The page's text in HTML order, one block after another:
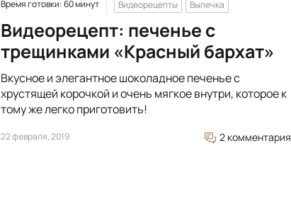
Время готовки: 60 минут Видеорецепты Выпечка
Видеорецепт: печенье с
трещинками «Красный бархат»
Вкусное и элегантное шоколадное печенье с
хрустящей корочкой и очень мягкое внутри, которое к
тому же легко приготовить!
22 февраля, 2019 2 комментария